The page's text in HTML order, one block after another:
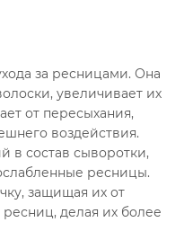
за ресницами. Она
увеличивает их
от пересыхания,
воздействия.
в состав сыворотки,
ресницы.
защищая их от
делая их более